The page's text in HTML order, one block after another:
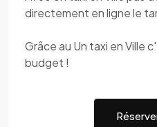
directement en ligne le
Grâce au Un taxi en Ville
budget !